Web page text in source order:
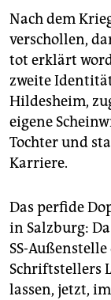
Nach dem
verschollen,
tot erklärt
zweite
Hildesheim,
eigene
Tochter und
Karriere.
Das perfide
in Salzburg:
SS-
Schriftstellers
lassen, jetzt,